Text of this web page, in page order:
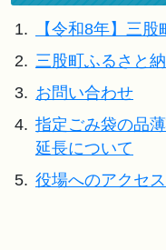
1.
【令和8年】三
2. 三股町ふるさと
3. お問い合わせ
4. 指定ごみ袋の品
延長について
5. 役場へのアクセス